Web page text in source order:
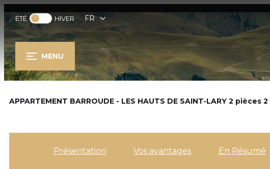
ÉTÉ HIVER FR
MENU
APPARTEMENT BARROUDE - LES HAUTS DE SAINT-LARY 2 pièces
Présentation Vos avantages En Résumé